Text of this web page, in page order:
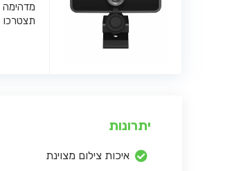
מדהימה
תצטרכו
יתרונות
איכות צילום מצוינת